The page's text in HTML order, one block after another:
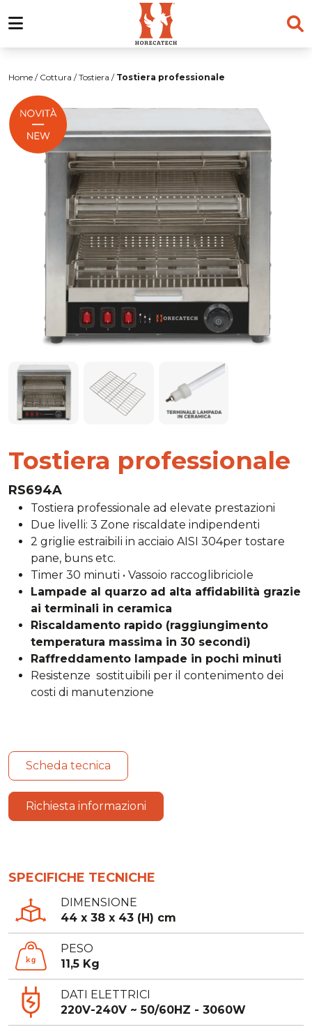
Home / Cottura /Tostiera / Tostiera professionale
Tostiera professionale
RS694A
Tostiera professionale ad elevate prestazioni
Due livelli: 3 Zone riscaldate indipendenti
2 griglie estraibili in acciaio AISI 304per tostare
pane, buns etc.
Timer 30 minuti • Vassoio raccoglibriciole
Lampade al quarzo ad alta affidabilità grazie
ai terminali in ceramica
Riscaldamento rapido (raggiungimento
temperatura massima in 30 secondi)
Raffreddamento lampade in pochi minuti
Resistenze sostituibili per il contenimento dei
costi di manutenzione
Scheda tecnica
Richiesta informazioni
SPECIFICHE TECNICHE
DIMENSIONE
44 x 38 x 43 (H) cm
PESO
11,5 Kg
DATI ELETTRICI
220V-240V ~ 50/60HZ - 3060W